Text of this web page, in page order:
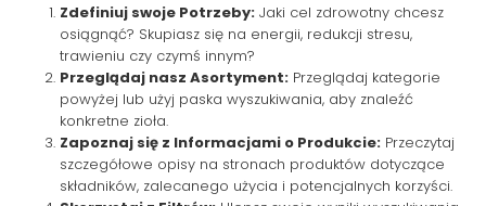
Zdefiniuj swoje Potrzeby: Jaki cel zdrowotny chcesz
osiągnąć? Skupiasz się na energii, redukcji stresu,
trawieniu czy czymś innym?
Przeglądaj nasz Asortyment: Przeglądaj kategorie
powyżej lub użyj paska wyszukiwania, aby znaleźć
konkretne zioła.
Zapoznaj się z Informacjami o Produkcie: Przeczytaj
szczegółowe opisy na stronach produktów dotyczące
składników, zalecanego użycia i potencjalnych korzyści.